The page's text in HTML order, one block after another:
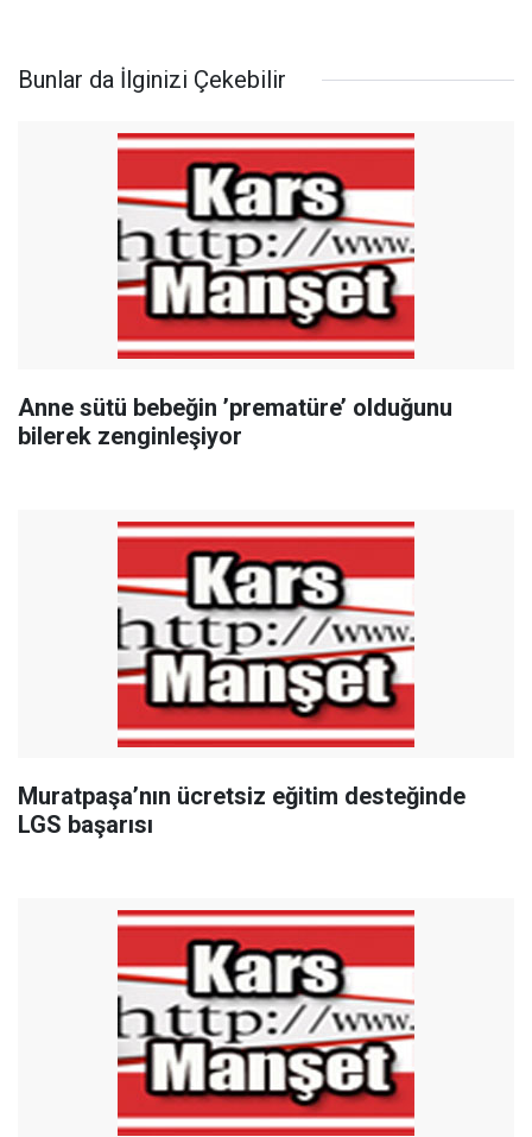
Bunlar da İlginizi Çekebilir
Anne sütü bebeğin ’prematüre’ olduğunu
bilerek zenginleşiyor
Muratpaşa’nın ücretsiz eğitim desteğinde
LGS başarısı